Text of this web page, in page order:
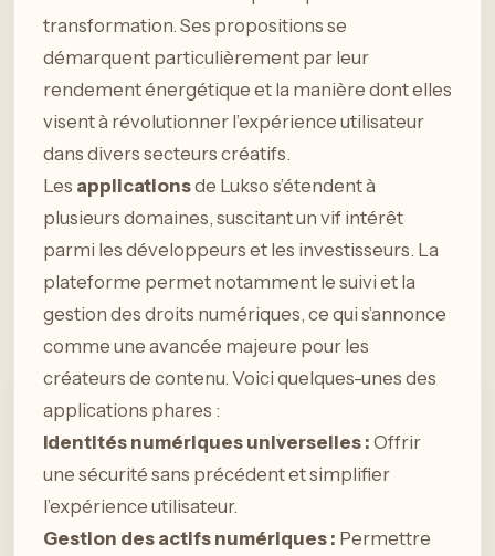
transformation. Ses propositions se
démarquent particulièrement par leur
rendement énergétique et la manière dont elles
visent à révolutionner l’expérience utilisateur
dans divers secteurs créatifs.
Les applicationsde Lukso s’étendent à
plusieurs domaines, suscitant un vif intérêt
parmi les développeurs et les investisseurs. La
plateforme permet notamment le suivi et la
gestion des droits numériques, ce qui s’annonce
comme une avancée majeure pour les
créateurs de contenu. Voici quelques-unes des
applications phares :
Identités numériques universelles : Offrir
une sécurité sans précédent et simplifier
l’expérience utilisateur.
Gestion des actifs numériques : Permettre